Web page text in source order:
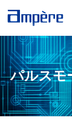
パルスモ